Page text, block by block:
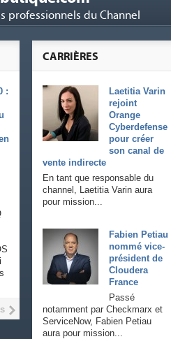
professionnels du Channel
CARRIÈRES
Laetitia Varin
rejoint
Orange
Cyberdefense
pour créer
son canal de
vente indirecte
En tant que responsable du
channel, Laetitia Varin aura
pour mission...
Fabien Petiau
nommé vice-
président de
Cloudera
France
Passé
notamment par Checkmarx et
ServiceNow, Fabien Petiau
aura pour mission...
: